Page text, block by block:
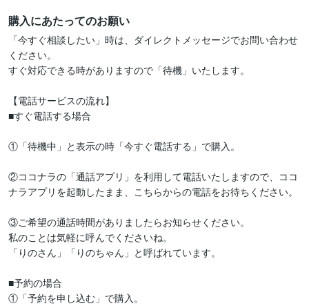
購入にあたってのお願い
「今すぐ相談したい」時は、ダイレクトメッセージでお問い合わせ
ください。
すぐ対応できる時がありますので「待機」いたします。
【電話サービスの流れ】
■すぐ電話する場合
①「待機中」と表示の時「今すぐ電話する」で購入。
②ココナラの「通話アプリ」を利用して電話いたしますので、ココ
ナラアプリを起動したまま、こちらからの電話をお待ちください。
③ご希望の通話時間がありましたらお知らせください。
私のことは気軽に呼んでくださいね。
「りのさん」「りのちゃん」と呼ばれています。
■予約の場合
①「予約を申し込む」で購入。